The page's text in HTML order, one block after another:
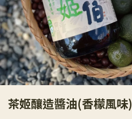
茶姬釀造醬油(香檬風味)